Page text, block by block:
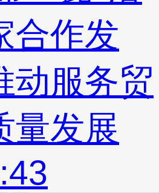
合作发
动服务贸
量发展